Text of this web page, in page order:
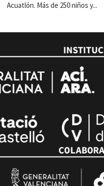
Acuatlón. Más de 250 niños y...